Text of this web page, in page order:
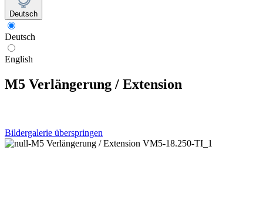
Deutsch
Deutsch
English
M5 Verlängerung / Extension
Bildergalerie überspringen